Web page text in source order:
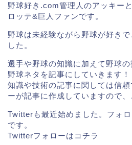
野球好き.com管理人のアッキーと
ロッテ&巨人ファンです。
野球は未経験ながら野球が好き
した。
選手や野球の知識に加えて野球
野球ネタを記事にしていきます！
知識や技術の記事に関しては信
ーが記事に作成していますので
Twitterも最近始めました。フォ
です。
Twitterフォローは コチラ